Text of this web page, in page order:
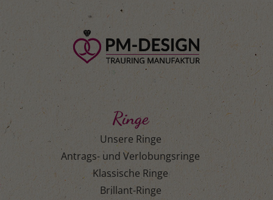
Ringe
Unsere Ringe
Antrags- und Verlobungsringe
Klassische Ringe
Brillant-Ringe